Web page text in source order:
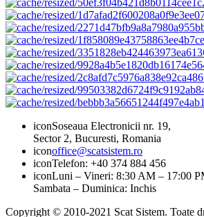
iconSoseaua Electronicii nr. 19,
Sector 2, Bucuresti, Romania
iconoffice@scatsistem.ro
iconTelefon: +40 374 884 456
iconLuni – Vineri: 8:30 AM – 17:00
Sambata – Duminica: Inchis
Copyright © 2010-2021 Scat Sistem. Toate